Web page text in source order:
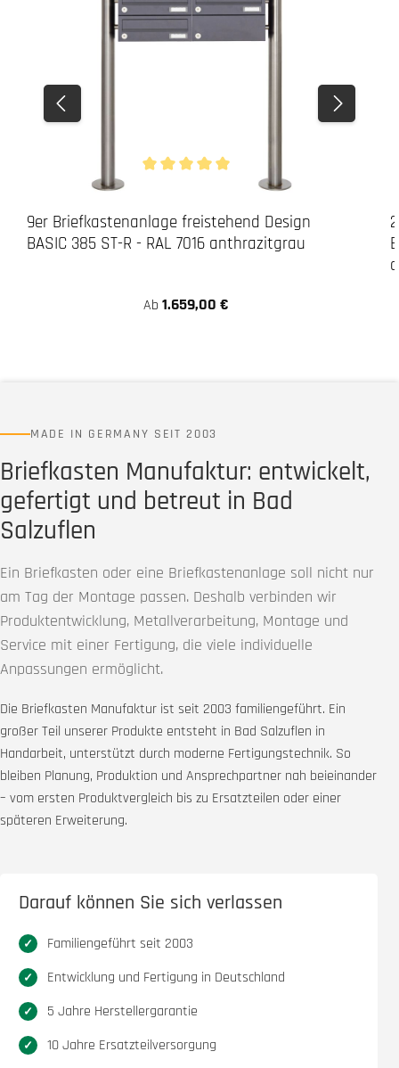
Durchschnittliche Bewertung von 5 von 5
9er Briefkastenanlage freistehend Design
BASIC 385 ST-R - RAL 7016 anthrazitgrau
Ab 1.659,00 €
MADE IN GERMANY SEIT 2003
Briefkasten Manufaktur: entwickelt,
gefertigt und betreut in Bad
Salzuflen
Ein Briefkasten oder eine Briefkastenanlage soll nicht nur
am Tag der Montage passen. Deshalb verbinden wir
Produktentwicklung, Metallverarbeitung, Montage und
Service mit einer Fertigung, die viele individuelle
Anpassungen ermöglicht.
Die Briefkasten Manufaktur ist seit 2003 familiengeführt. Ein
großer Teil unserer Produkte entsteht in Bad Salzuflen in
Handarbeit, unterstützt durch moderne Fertigungstechnik. So
bleiben Planung, Produktion und Ansprechpartner nah beieinander
– vom ersten Produktvergleich bis zu Ersatzteilen oder einer
späteren Erweiterung.
Darauf können Sie sich verlassen
Familiengeführt seit 2003
Entwicklung und Fertigung in Deutschland
5 Jahre Herstellergarantie
10 Jahre Ersatzteilversorgung